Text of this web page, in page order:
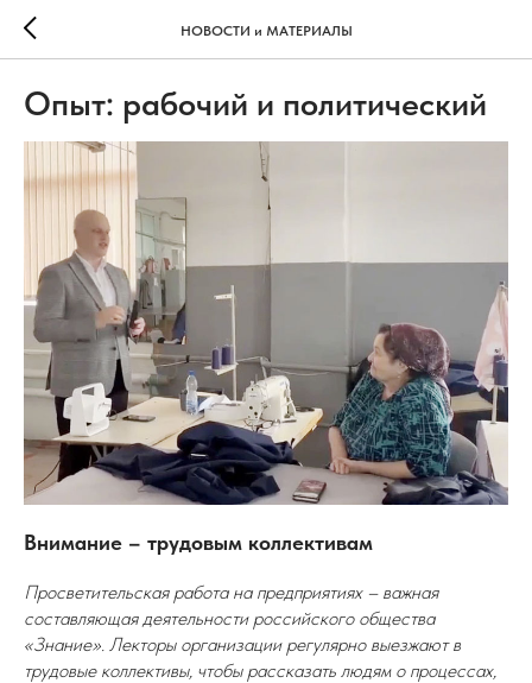
НОВОСТИ и МАТЕРИАЛЫ
Опыт: рабочий и политический
Внимание – трудовым коллективам
Просветительская работа на предприятиях – важная
составляющая деятельности российского общества
«Знание». Лекторы организации регулярно выезжают в
трудовые коллективы, чтобы рассказать людям о процессах,